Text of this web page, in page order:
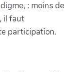
: moins de
il faut
participation.